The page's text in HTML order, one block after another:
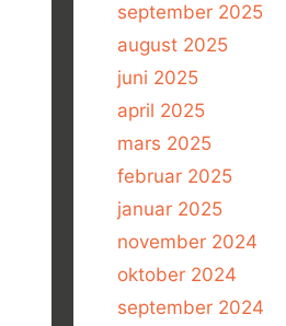
september 2025
august 2025
juni 2025
april 2025
mars 2025
februar 2025
januar 2025
november 2024
oktober 2024
september 2024